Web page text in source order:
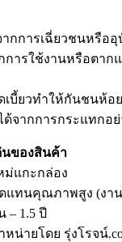
กการเฉี่ยวชนหรืออุ
การใช้งานหรือตาก
บี้ยวทำให้กันชนห้อย
ด้จากการกระแทกอย่
นของสินค้า
ม่แกะกล่อง
แทนคุณภาพสูง (งา
– 1.5 ปี
หน่ายโดย รุ่งโรจน์